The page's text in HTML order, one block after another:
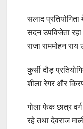
सलाद
सदन उपविजेता
राजा राममोहन राय
कुर्सी दौड़
शीला रेगर और
गोला फेक छात्र
रहे तथा देवराज